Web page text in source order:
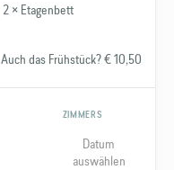
2 × Etagenbett
Auch das Frühstück? € 10,50
ZIMMERS
Datum
auswählen